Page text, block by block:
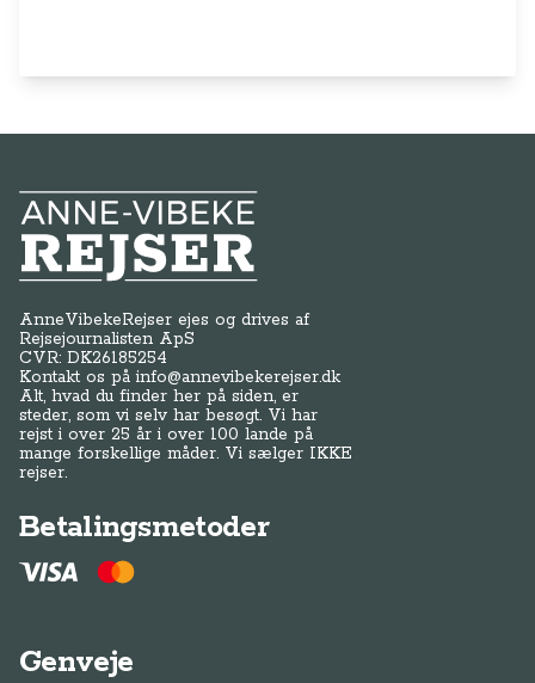
Anne-Vibeke Rejser
AnneVibekeRejser ejes og drives af
Rejsejournalisten ApS
CVR: DK26185254
Kontakt os påinfo@annevibekerejser.dk
Alt, hvad du finder her på siden, er
steder, som vi selv har besøgt. Vi har
rejst i over 25 år i over 100 lande på
mange forskellige måder. Vi sælger IKKE
rejser.
Betalingsmetoder
Genveje